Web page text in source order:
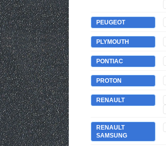
PEUGEOT
PLYMOUTH
PONTIAC
PROTON
RENAULT
RENAULT
SAMSUNG